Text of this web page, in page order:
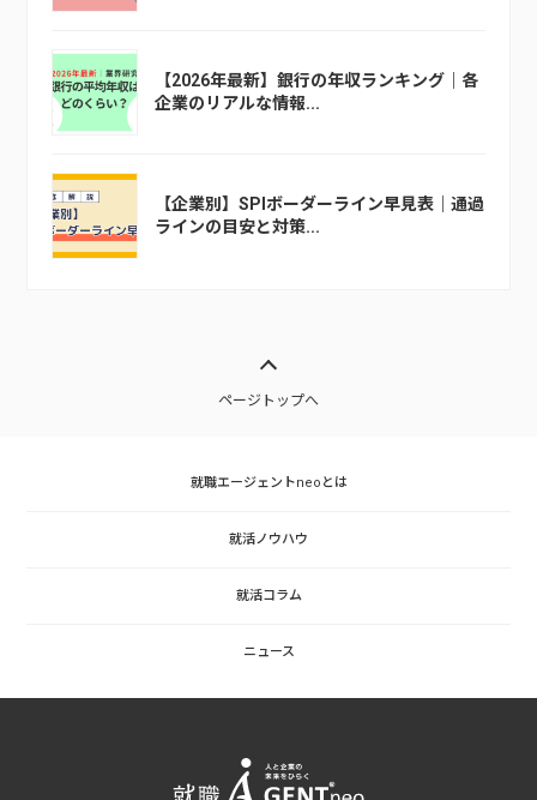
【2026年最新】銀行の年収ランキング｜各
企業のリアルな情報...
【企業別】SPIボーダーライン早見表｜通過
ラインの目安と対策...
ページトップへ
就職エージェントneoとは
就活ノウハウ
就活コラム
ニュース